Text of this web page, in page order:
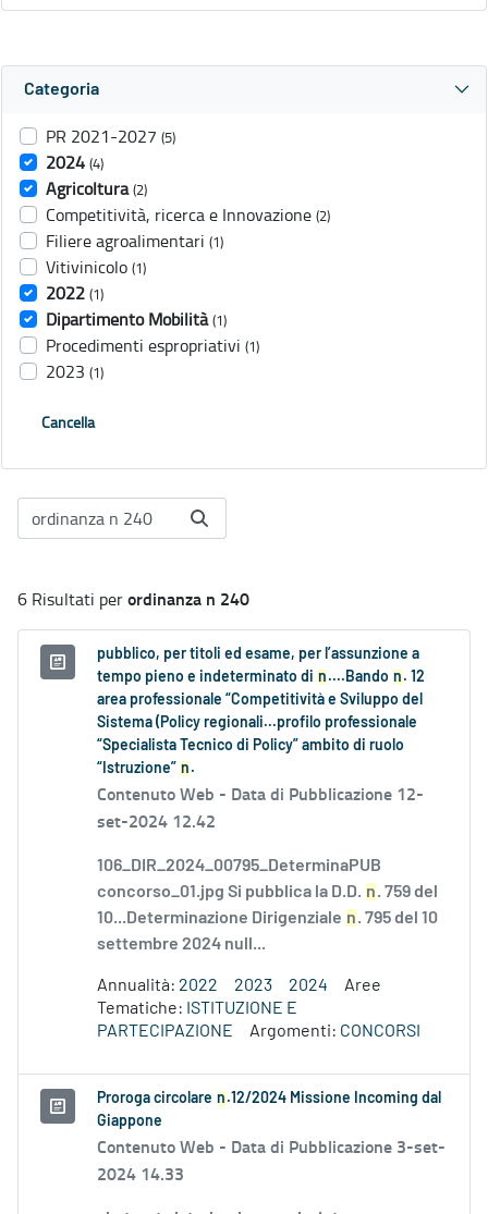
Categoria
PR 2021-2027 (5)
2024 (4)
Agricoltura (2)
Competitività, ricerca e Innovazione (2)
Filiere agroalimentari (1)
Vitivinicolo (1)
2022 (1)
Dipartimento Mobilità (1)
Procedimenti espropriativi (1)
2023 (1)
Cancella
6 Risultati perordinanza n 240
pubblico, per titoli ed esame, per l’assunzione a
tempo pieno e indeterminato di n ....Bando n . 12
area professionale “Competitività e Sviluppo del
Sistema (Policy regionali...profilo professionale
“Specialista Tecnico di Policy” ambito di ruolo
“Istruzione” n .
Contenuto Web - Data di Pubblicazione 12-
set-2024 12.42
106_DIR_2024_00795_DeterminaPUB
concorso_01.jpg Si pubblica la D.D. n. 759 del
10...Determinazione Dirigenziale n. 795 del 10
settembre 2024 null...
Annualità: 2022 2023 2024
Aree
Tematiche: ISTITUZIONE E
PARTECIPAZIONE
Argomenti: CONCORSI
Proroga circolare n .12/2024 Missione Incoming dal
Giappone
Contenuto Web - Data di Pubblicazione 3-set-
2024 14.33